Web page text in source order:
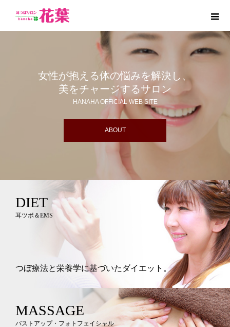
女性が抱える体の悩みを解決し、
美をチャージするサロン
HANAHA OFFICIAL WEB SITE
ABOUT
DIET
耳ツボ＆EMS
つぼ療法と栄養学に基づいたダイエット。
MASSAGE
バストアップ・フォトフェイシャル